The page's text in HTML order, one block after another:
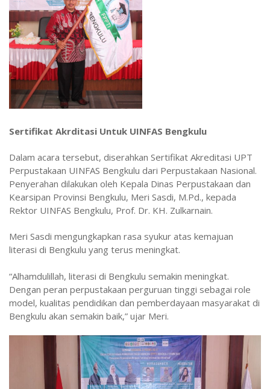
Sertifikat Akrditasi Untuk UINFAS Bengkulu
Dalam acara tersebut, diserahkan Sertifikat Akreditasi UPT
Perpustakaan UINFAS Bengkulu dari Perpustakaan Nasional.
Penyerahan dilakukan oleh Kepala Dinas Perpustakaan dan
Kearsipan Provinsi Bengkulu, Meri Sasdi, M.Pd., kepada
Rektor UINFAS Bengkulu, Prof. Dr. KH. Zulkarnain.
Meri Sasdi mengungkapkan rasa syukur atas kemajuan
literasi di Bengkulu yang terus meningkat.
“Alhamdulillah, literasi di Bengkulu semakin meningkat.
Dengan peran perpustakaan perguruan tinggi sebagai role
model, kualitas pendidikan dan pemberdayaan masyarakat di
Bengkulu akan semakin baik,” ujar Meri.